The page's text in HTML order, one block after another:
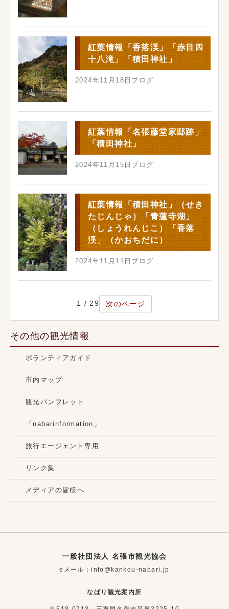
紅葉情報「香落渓」「赤目四
十八滝」「積田神社」
2024年11月18日 ブログ
紅葉情報「名張藤堂家邸跡」
「積田神社」
2024年11月15日 ブログ
紅葉情報「積田神社」（せき
たじんじゃ）「青蓮寺湖」
（しょうれんじこ）「香落
渓」（かおちだに）
2024年11月11日 ブログ
1 / 29 次のページ
その他の観光情報
ボランティアガイド
市内マップ
観光パンフレット
「nabarinformation」
旅行エージェント専用
リンク集
メディアの皆様へ
一般社団法人 名張市観光協会
eメール：info@kankou-nabari.jp
なばり観光案内所